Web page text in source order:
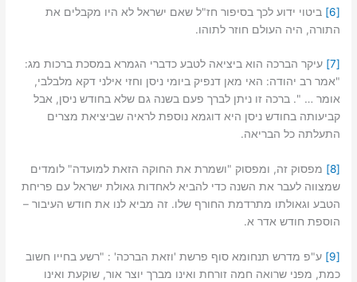
[6]
ביטוי ידוע לכך בסיפור חז"ל שאם ישראל לא היו מקבלים את
התורה, היה העולם חוזר לתוהו.
[7]
עיקר הברכה הוא ביציאה לטבע כדברי הגמרא במסכת ברכות מג:
"אמר רב יהודה: האי מאן דנפיק ביומי ניסן וחזי אילני דקא מלבלבי,
אומר … ". ברכה זו ניתן לברך פעם בשנה גם שלא בחודש ניסן, אבל
קביעותה בחודש ניסן היא דוגמא נוספת לראיה שביציאת מצרים
התעלתה כל הבריאה.
[8]
מפסוק זה, ומפסוק "ושמרת את החוקה הזאת למועדה" לומדים
שמצווה לעבר את השנה כדי להביא לאחדות גאולת ישראל עם פריחת
הטבע וגאולתו מתרדמת החורף שלו. זה מביא לנו את חודש העיבור –
הוספת חודש אדר א.
[9]
ע"פ מדרש תנחומא סוף פרשת 'וזאת הברכה' : "רשע בחייו חשוב
כמת, מפני שרואה חמה זורחת ואינו מברך יוצר אור, שוקעת ואינו